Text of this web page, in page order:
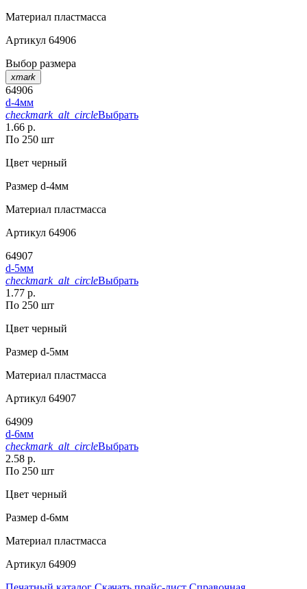
Материал пластмасса
Артикул 64906
Выбор размера
xmark
64906
d-4мм
checkmark_alt_circleВыбрать
1.66 р.
По 250 шт
Цвет черный
Размер d-4мм
Материал пластмасса
Артикул 64906
64907
d-5мм
checkmark_alt_circleВыбрать
1.77 р.
По 250 шт
Цвет черный
Размер d-5мм
Материал пластмасса
Артикул 64907
64909
d-6мм
checkmark_alt_circleВыбрать
2.58 р.
По 250 шт
Цвет черный
Размер d-6мм
Материал пластмасса
Артикул 64909